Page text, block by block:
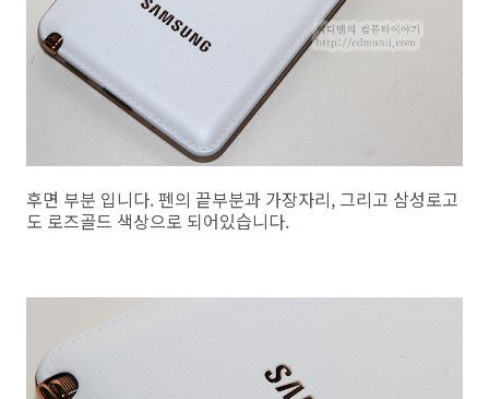
후면 부분 입니다. 펜의 끝부분과 가장자리, 그리고 삼성로고
도 로즈골드 색상으로 되어있습니다.